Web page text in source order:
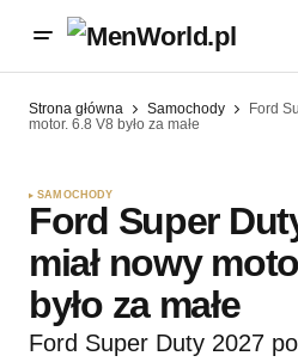
Strona główna Samochody
Ford
motor. 6.8 V8 było za małe
SAMOCHODY
Ford Super
miał nowy
było za małe
Ford Super Duty 2027